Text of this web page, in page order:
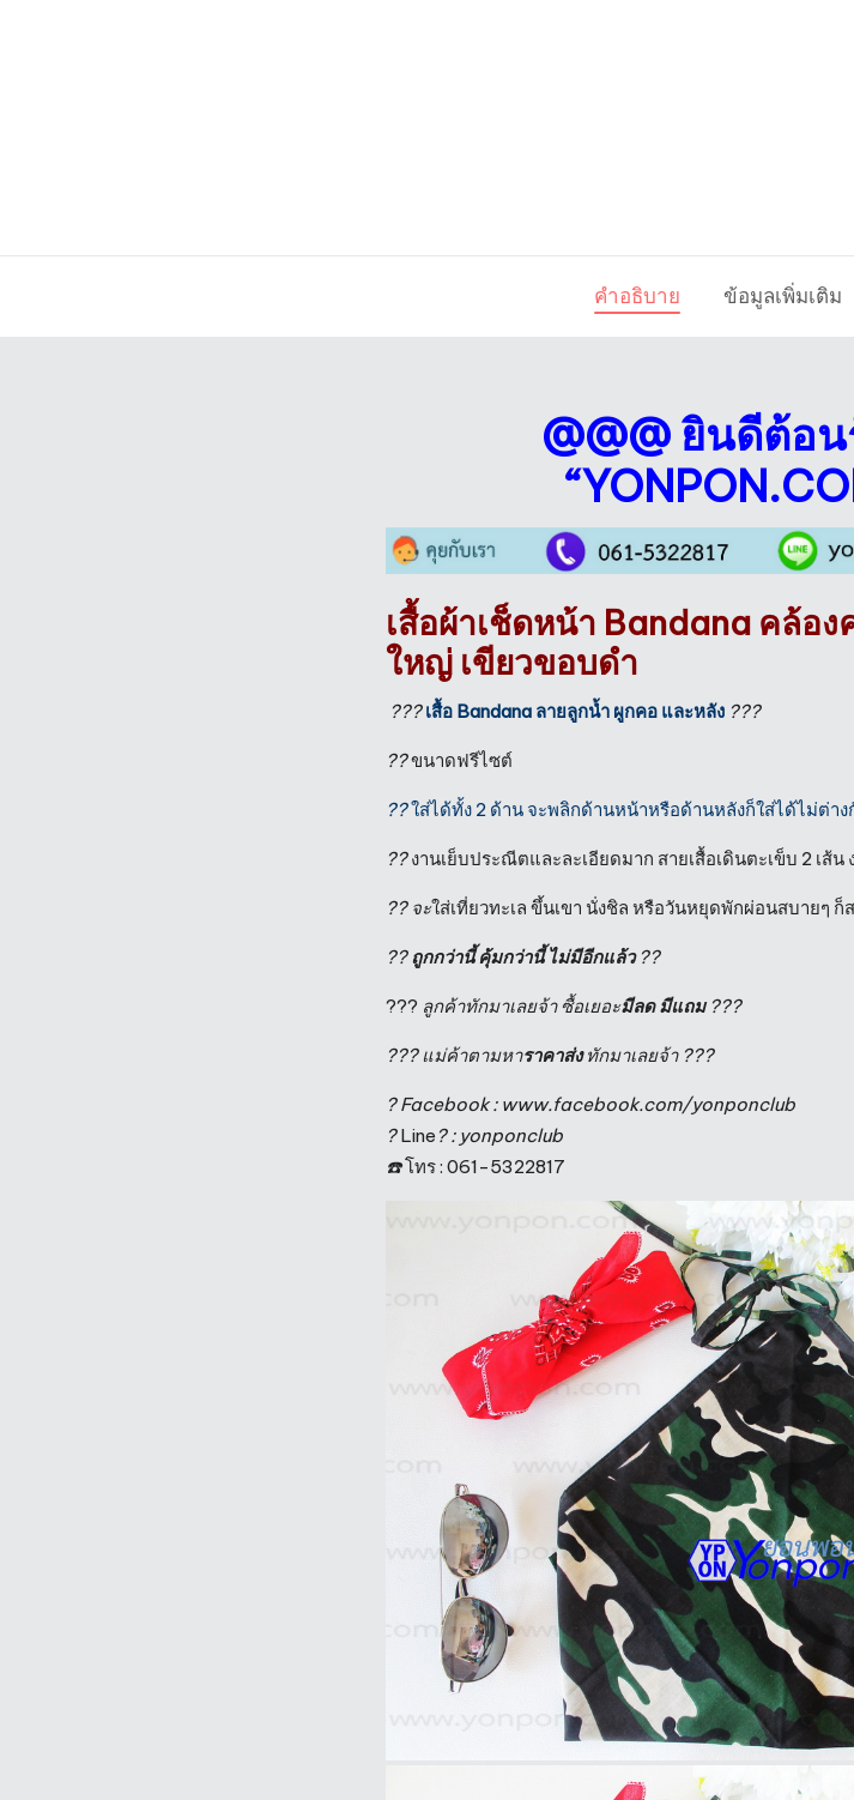
คำอธิบาย ข้อมูลเพิ่มเติม
@@@ ยินดีต้อ
เสื้อผ้าเช็ดหน้า Bandana คล้อง
ใหญ่ เขียวขอบดำ
???เสื้อ Bandana ลายลูกน้ำ ผูกคอ และหลัง ???
??ขนาดฟรีไซต์
??ใส่ได้ทั้ง 2 ด้าน จะพลิกด้านหน้าหรือด้านหลังก็ใส่ได้ไม่ต่า
?? งานเย็บประณีตและละเอียดมาก สายเสื้อเดินตะเข็บ 2 เส้น
??จะใส่เที่ยวทะเล ขึ้นเขา นั่งชิล หรือวันหยุดพักผ่อนสบายๆ ก็
??ถูกกว่านี้ คุ้มกว่านี้ ไม่มีอีกแล้ว??
??? ลูกค้าทักมาเลยจ้า ซื้อเยอะมีลด มีแถม ???
??? แม่ค้าตามหาราคาส่งทักมาเลยจ้า ???
? Facebook : www.facebook.com/yonponclub
?Line ? : yonponclub
☎️โทร : 061-5322817